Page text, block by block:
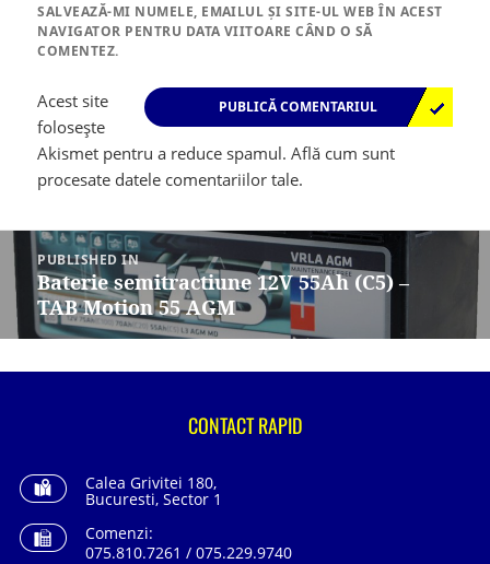
SALVEAZĂ-MI NUMELE, EMAILUL ȘI SITE-UL WEB ÎN ACEST
NAVIGATOR PENTRU DATA VIITOARE CÂND O SĂ
COMENTEZ.
Acest site
folosește
Akismet pentru a reduce spamul.Află cum sunt
procesate datele comentariilor tale.
Navigare
în
articole
PUBLISHED IN
Baterie semitractiune 12V 55Ah (C5) –
TAB Motion 55 AGM
CONTACT RAPID
Calea Grivitei 180,
Bucuresti, Sector 1
Comenzi:
075.810.7261 / 075.229.9740